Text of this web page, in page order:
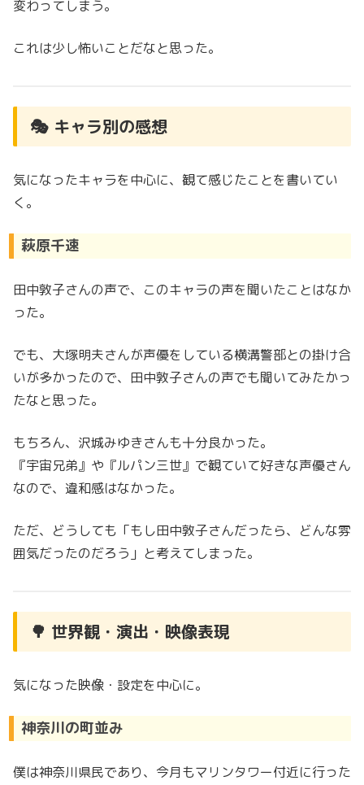
変わってしまう。
これは少し怖いことだなと思った。
🎭 キャラ別の感想
気になったキャラを中心に、観て感じたことを書いてい
く。
萩原千速
田中敦子さんの声で、このキャラの声を聞いたことはなか
った。
でも、大塚明夫さんが声優をしている横溝警部との掛け合
いが多かったので、田中敦子さんの声でも聞いてみたかっ
たなと思った。
もちろん、沢城みゆきさんも十分良かった。
『宇宙兄弟』や『ルパン三世』で観ていて好きな声優さん
なので、違和感はなかった。
ただ、どうしても「もし田中敦子さんだったら、どんな雰
囲気だったのだろう」と考えてしまった。
🌳 世界観・演出・映像表現
気になった映像・設定を中心に。
神奈川の町並み
僕は神奈川県民であり、今月もマリンタワー付近に行った